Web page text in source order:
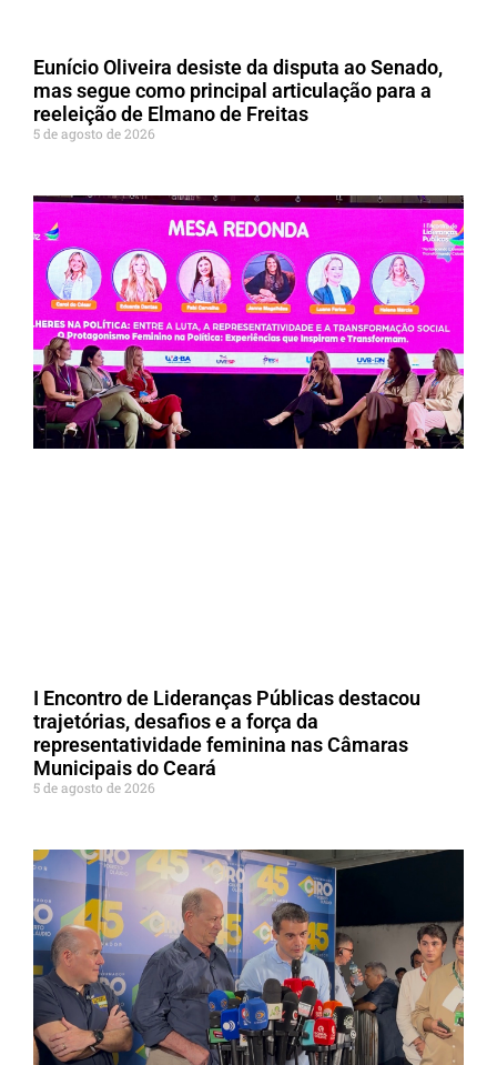
Eunício Oliveira desiste da disputa ao Senado,
mas segue como principal articulação para a
reeleição de Elmano de Freitas
5 de agosto de 2026
I Encontro de Lideranças Públicas destacou
trajetórias, desafios e a força da
representatividade feminina nas Câmaras
Municipais do Ceará
5 de agosto de 2026